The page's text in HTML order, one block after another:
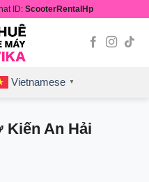
ID: ScooterRentalHp
Vietnamese ▼
Kiến An Hải